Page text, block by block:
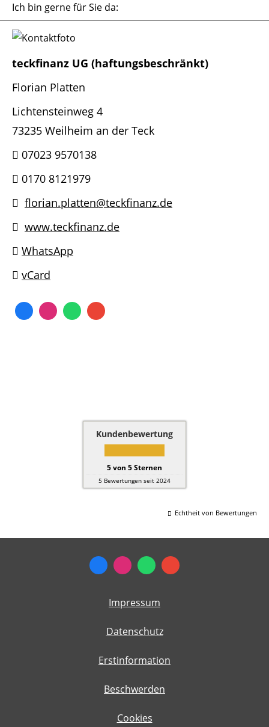
Ich bin gerne für Sie da:
teckfinanz UG (haftungsbeschränkt)
Florian Platten
Lichtensteinweg 4
73235 Weilheim an der Teck
07023 9570138
0170 8121979
florian.platten@teckfinanz.de
www.teckfinanz.de
WhatsApp
vCard
Kundenbewertung
5von 5Sternen
5 Bewertungen seit 2024
Echtheit von Bewertungen
Impressum
Datenschutz
Erstinformation
Beschwerden
Cookies